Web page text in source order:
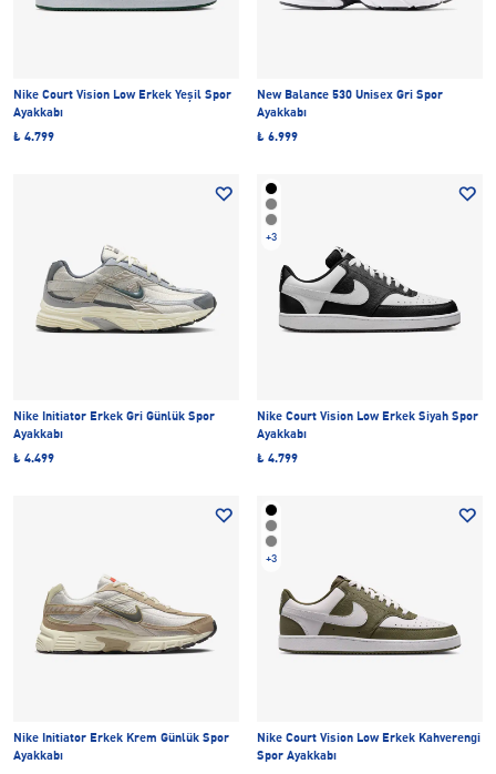
Nike Court Vision Low Erkek Yeşil Spor
Ayakkabı
₺ 4.799
New Balance 530 Unisex Gri Spor
Ayakkabı
₺ 6.999
Nike Initiator Erkek Gri Günlük Spor
Ayakkabı
₺ 4.499
+3
Nike Court Vision Low Erkek Siyah Spor
Ayakkabı
₺ 4.799
Nike Initiator Erkek Krem Günlük Spor
Ayakkabı
+3
Nike Court Vision Low Erkek Kahverengi
Spor Ayakkabı